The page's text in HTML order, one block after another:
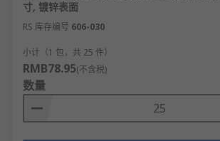
寸, 镀锌表面
RS 库存编号 606-030
小计（1 包，共 25 件）
RMB78.95(不含税)
数量